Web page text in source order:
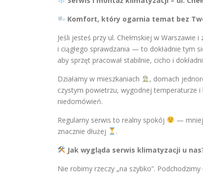
Komfort, który ogarnia temat bez
Jeśli jesteś przy ul. Chełmskiej w
i ciągłego sprawdzania — to dokładnie tym
aby sprzęt pracował stabilnie, cicho i
Działamy w mieszkaniach
, domach
czystym powietrzu, wygodnej temperaturze
niedomówień.
Regularny serwis to realny spokój
— mniej
znacznie dłużej
.
Jak wygląda serwis klimatyzacji u
Nie robimy rzeczy „na szybko”.